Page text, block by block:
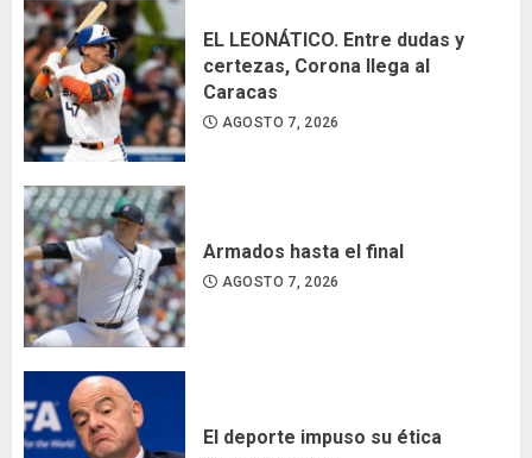
EL LEONÁTICO. Entre dudas y
certezas, Corona llega al
Caracas
AGOSTO 7, 2026
Armados hasta el final
AGOSTO 7, 2026
El deporte impuso su ética